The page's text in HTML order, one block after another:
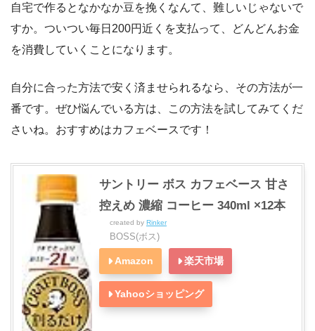
自宅で作るとなかなか豆を挽くなんて、難しいじゃないで
すか。ついつい毎日200円近くを支払って、どんどんお金
を消費していくことになります。
自分に合った方法で安く済ませられるなら、その方法が一
番です。ぜひ悩んでいる方は、この方法を試してみてくだ
さいね。おすすめはカフェベースです！
サントリー ボス カフェベース 甘さ
控えめ 濃縮 コーヒー 340ml ×12本
created by Rinker
BOSS(ボス)
Amazon 楽天市場
Yahooショッピング